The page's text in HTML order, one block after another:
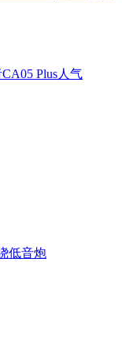
低音炮